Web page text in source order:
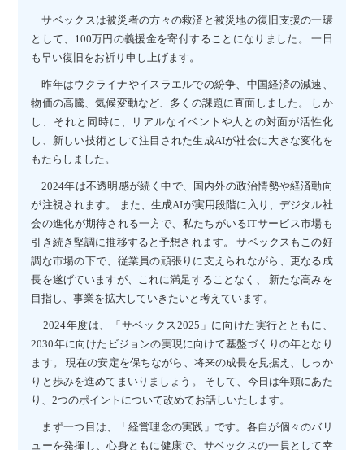
サベックスは被災者の方々の救済と被災地の復旧支援の一環
として、100万円の義援金を寄付することになりました。 一日
も早い復旧をお祈り申し上げます。
昨年はウクライナやイスラエルでの紛争、中国経済の減速、
物価の高騰、気候変動など、多くの課題に直面しました。 しか
し、それと同時に、リアルなイベントや人との対面が活性化
し、新しい技術として注目された生成AIが社会に大きな変化を
もたらしました。
2024年は不透明感が続く中で、国内外の政治情勢や経済動向
が注視されます。 また、生成AIが実用段階に入り、デジタル社
会の進化が期待される一方で、私たちがいるITサービス市場も
引き続き堅調に推移すると予想されます。 サベックスもこの好
調な市場の下で、従業員の頑張りに支えられながら、更なる成
長を遂げていますが、これに満足することなく、 新たな高みを
目指し、事業を拡大していきたいと考えています。
2024年度は、「サベックス2025」に向けた実行とともに、
2030年に向けたビジョンの実現に向けて基盤づくりの年となり
ます。 現在の安定を保ちながら、将来の成長を見据え、しっか
りと歩みを進めてまいりましょう。 そして、今日は年頭にあた
り、2つのポイントについて改めてお話しいたします。
まず一つ目は、「経営理念の実践」です。各自が個々のバリ
ューを発揮し、心身ともに健康で、サベックスの一員として幸